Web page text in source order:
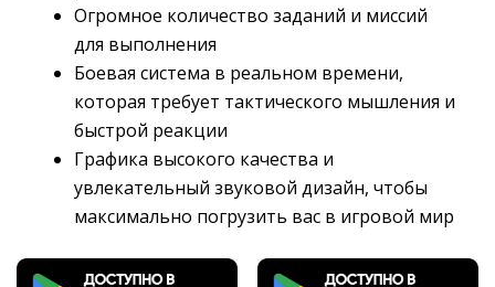
Огромное количество заданий и миссий
для выполнения
Боевая система в реальном времени,
которая требует тактического мышления и
быстрой реакции
Графика высокого качества и
увлекательный звуковой дизайн, чтобы
максимально погрузить вас в игровой мир